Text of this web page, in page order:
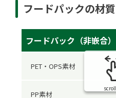
フードパックの材
フードパック（非嵌合
PET・OPS素材
PP素材